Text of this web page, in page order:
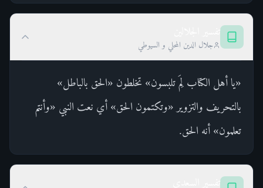
جلال الدين المحلي و السيوطي
«يا أهل الكتاب لِمَ تلبسون» تخلطون «الحق بالباطل»
بالتحريف والتزوير «وتكتمون الحق» أي نعت النبي «وأنتم
تعلمون» أنه الحق.